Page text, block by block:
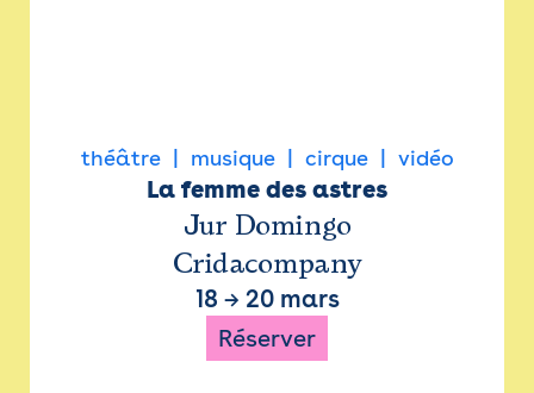
théâtre musique cirque vidéo
La femme des astres
Jur Domingo
Cridacompany
18 → 20 mars
Réserver